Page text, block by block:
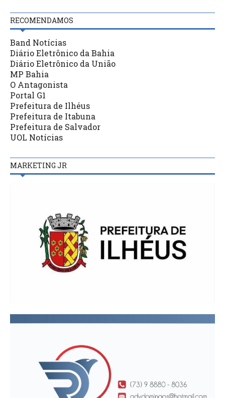
RECOMENDAMOS
Band Notícias
Diário Eletrônico da Bahia
Diário Eletrônico da União
MP Bahia
O Antagonista
Portal G1
Prefeitura de Ilhéus
Prefeitura de Itabuna
Prefeitura de Salvador
UOL Notícias
MARKETING JR